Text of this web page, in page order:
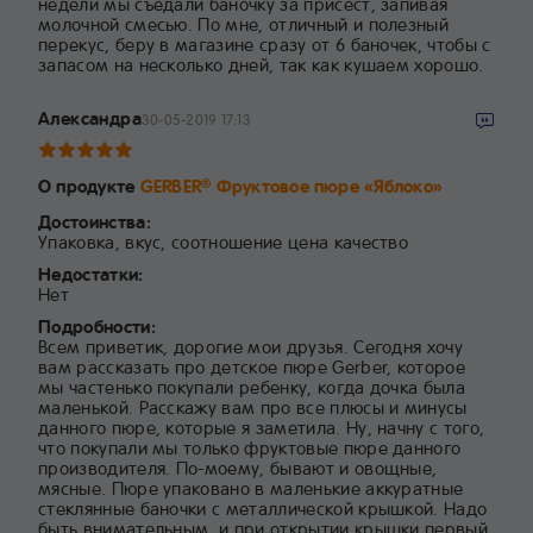
молочной смесью. По мне, отличный и полезный
перекус, беру в магазине сразу от 6 баночек, чтобы с
запасом на несколько дней, так как кушаем хорошо.
Александра30-05-2019 17:13
О продукте GERBER® Фруктовое пюре «Яблоко»
Достоинства:
Упаковка, вкус, соотношение цена качество
Недостатки:
Нет
Подробности:
Всем приветик, дорогие мои друзья. Сегодня хочу
вам рассказать про детское пюре Gerber, которое
мы частенько покупали ребенку, когда дочка была
маленькой. Расскажу вам про все плюсы и минусы
данного пюре, которые я заметила. Ну, начну с того,
что покупали мы только фруктовые пюре данного
производителя. По-моему, бывают и овощные,
мясные. Пюре упаковано в маленькие аккуратные
стеклянные баночки с металлической крышкой. Надо